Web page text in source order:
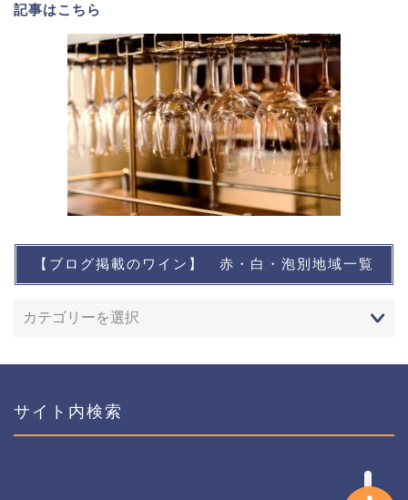
記事はこちら
【ブログ掲載のワイン】 赤・白・泡別地域一覧
サイト内検索
想い出に残るワイン